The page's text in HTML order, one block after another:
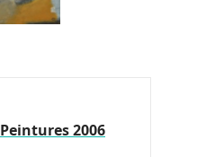
Peintures 2006